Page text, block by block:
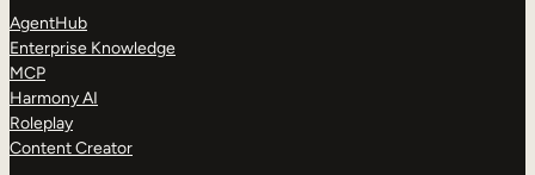
AgentHub
Enterprise Knowledge
MCP
Harmony AI
Roleplay
Content Creator